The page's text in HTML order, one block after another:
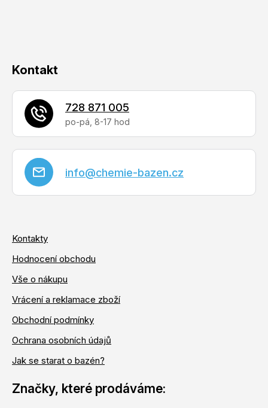
Kontakt
info@chemie-bazen.cz
728 871 005
Kontakty
Hodnocení obchodu
Vše o nákupu
Vrácení a reklamace zboží
Obchodní podmínky
Ochrana osobních údajů
Jak se starat o bazén?